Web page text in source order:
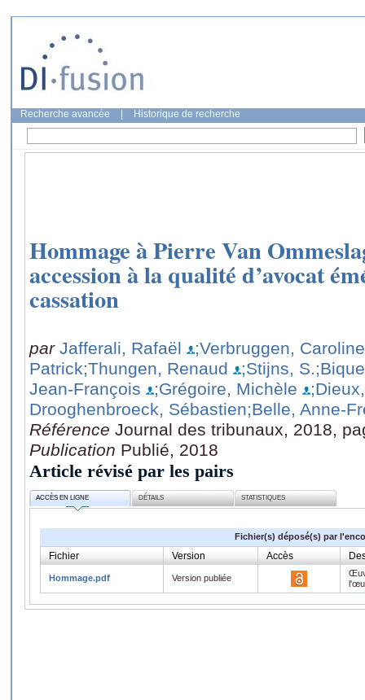
Recherche avancée Historique de recherche
Hommage à Pierre Van
accession à la qualité d’avocat
cassation
par Jafferali, Rafaël
;Verbruggen, Caroline
Patrick;Thungen, Renaud ;Stijns, S.
Jean-François
;Grégoire, Michèle
Drooghenbroeck, Sébastien;Belle, Anne-
Référence Journal des tribunaux, 2018,
Publication Publié, 2018
Article révisé par les pairs
ACCÈS EN LIGNE DÉTAILS STATISTIQUES
Fichier(s) déposé(s) par
Fichier Version Accès
Hommage.pdf Version publiée